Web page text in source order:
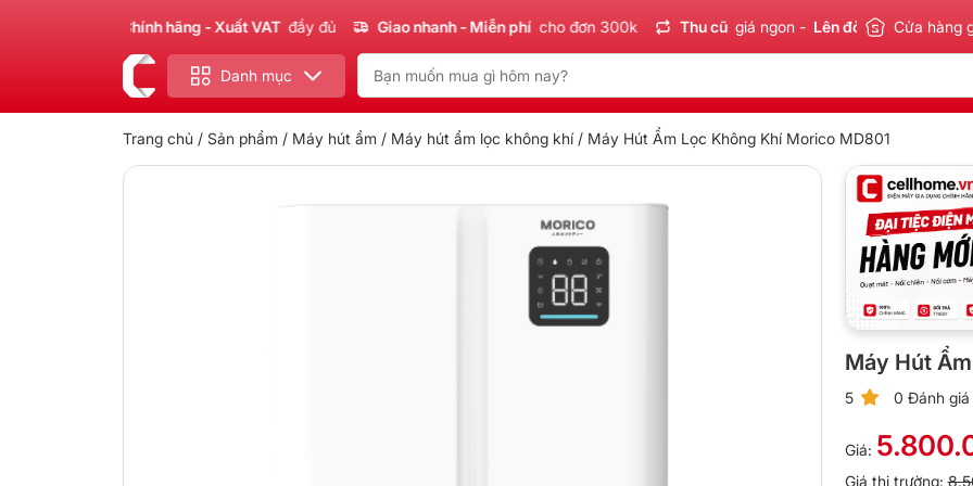
Chính hãng - Xuất VAT đầy đủ Giao nhanh - Miễn phí cho đơn 300k Thu cũ giá ngon - Lên đời tiết kiệm Sản
Cửa hàng
Danh mục
Trang chủ / Sản phẩm / Máy hút ẩm / Máy hút ẩm lọc không khí/ Máy Hút Ẩm Lọc Không Khí Morico MD801
Máy Hút
5 0 Đánh giá
Giá:
Giá thị trường: